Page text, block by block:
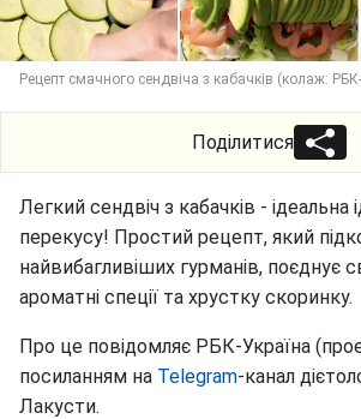
Рецепт смачного сендвіча з кабачків (колаж:
Поділитися
Легкий сендвіч з кабачків - ідеальна
перекусу! Простий рецепт, який
найвибагливіших гурманів, поєднує
ароматні спеції та хрустку скоринку.
Про це повідомляє РБК-Україна
посиланням на Telegram-канал
Лакусти.